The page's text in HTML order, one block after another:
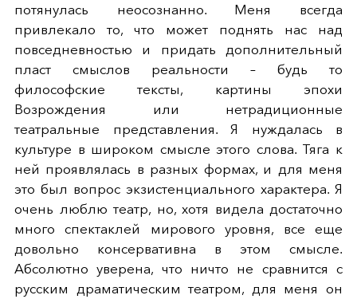
потянулась неосознанно. Меня всегда
привлекало то, что может поднять нас над
повседневностью и придать дополнительный
пласт смыслов реальности – будь то
философские тексты, картины эпохи
Возрождения или нетрадиционные
театральные представления. Я нуждалась в
культуре в широком смысле этого слова. Тяга к
ней проявлялась в разных формах, и для меня
это был вопрос экзистенциального характера. Я
очень люблю театр, но, хотя видела достаточно
много спектаклей мирового уровня, все еще
довольно консервативна в этом смысле.
Абсолютно уверена, что ничто не сравнится с
русским драматическим театром, для меня он